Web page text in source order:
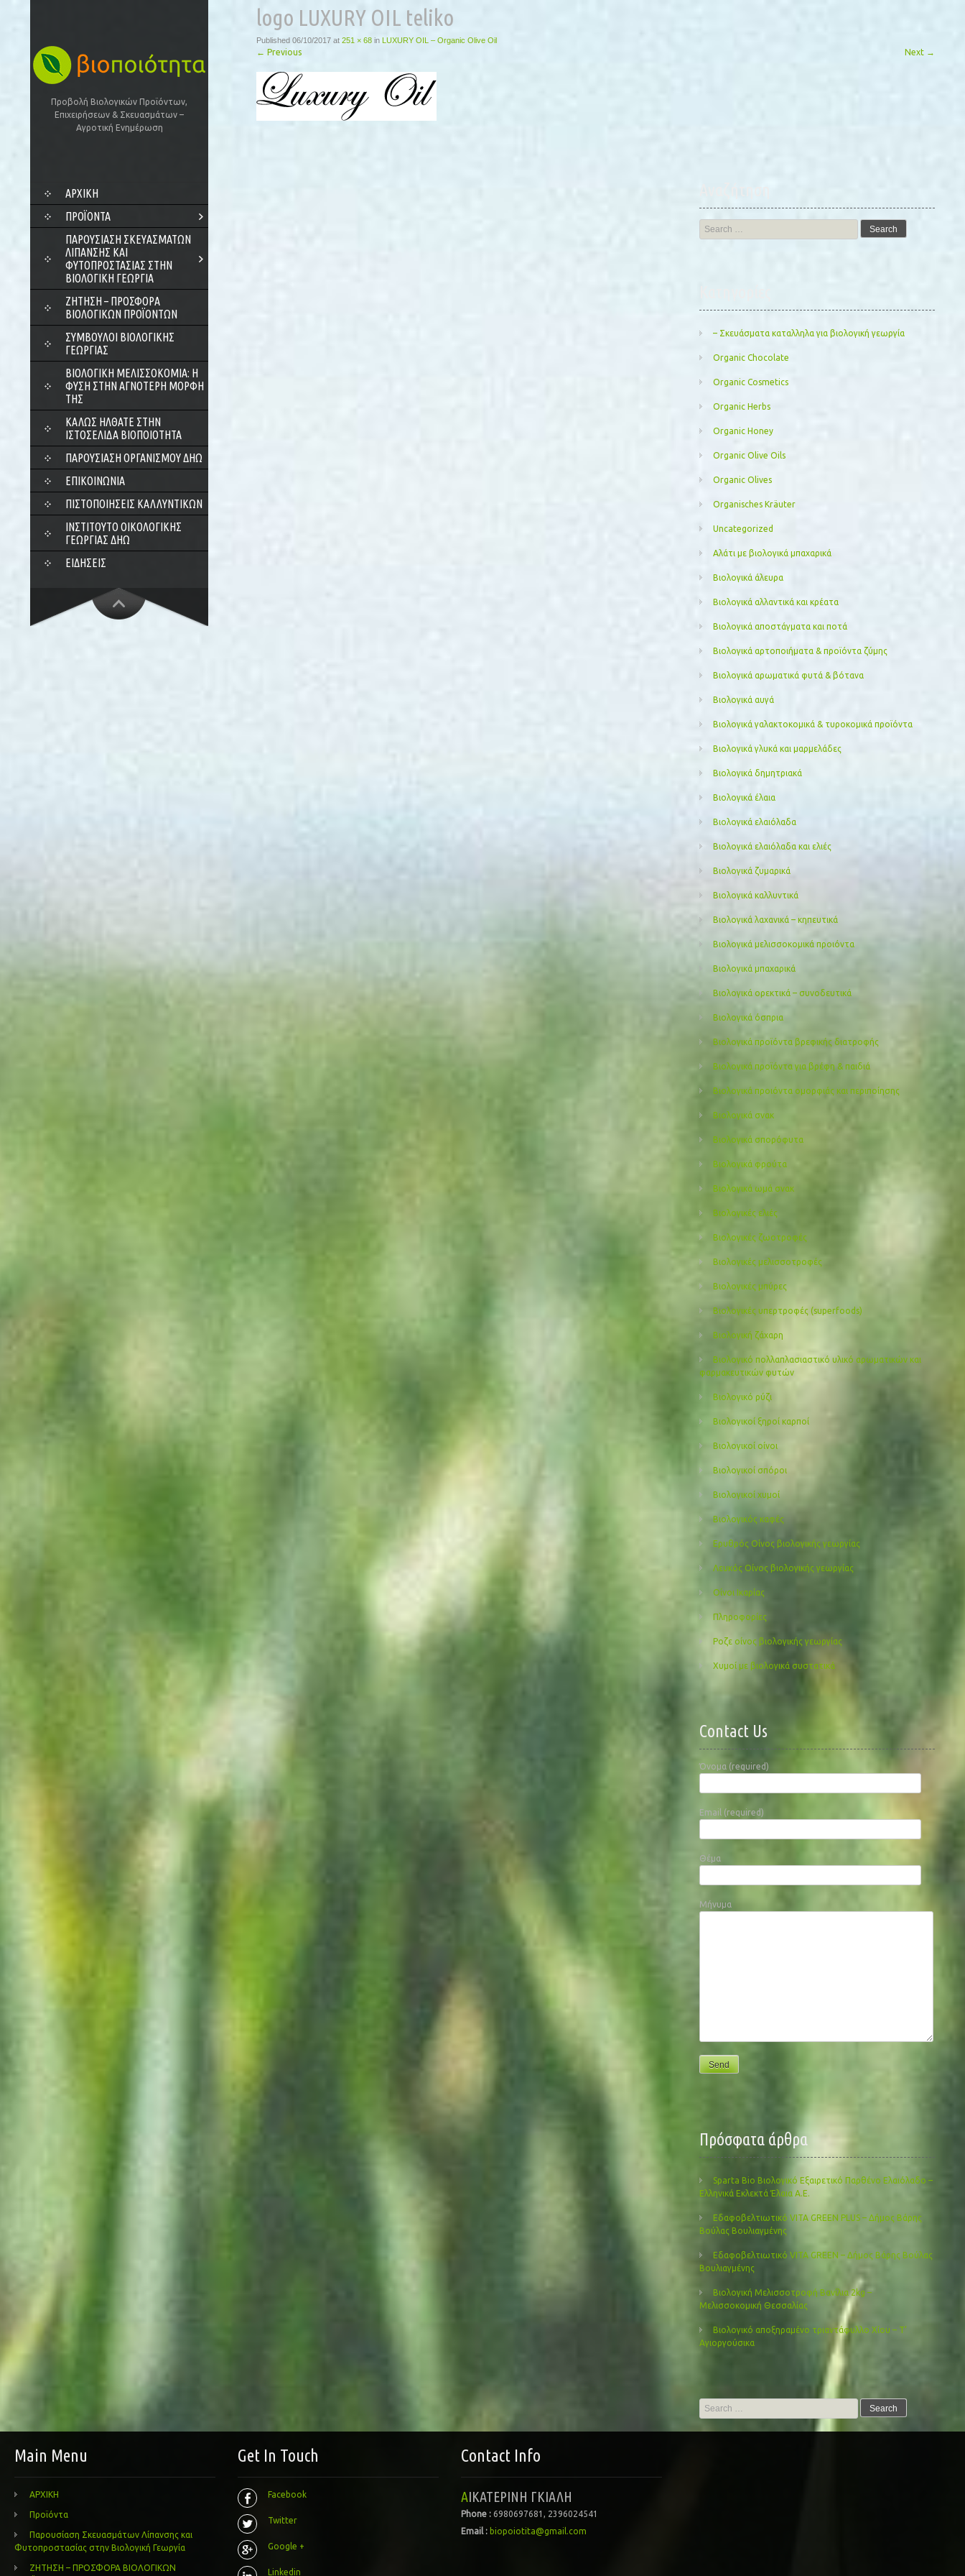
Προβολή Βιολογικών Προϊόντων,
Επιχειρήσεων & Σκευασμάτων –
Αγροτική Ενημέρωση
SKIP
CONTENT
ΑΡΧΙΚΗ
ΠΡΟΪΌΝΤΑ
ΠΑΡΟΥΣΊΑΣΗ ΣΚΕΥΑΣΜΆΤΩΝ
ΛΊΠΑΝΣΗΣ ΚΑΙ
ΦΥΤΟΠΡΟΣΤΑΣΊΑΣ ΣΤΗΝ
ΒΙΟΛΟΓΙΚΉ ΓΕΩΡΓΊΑ
ΖΗΤΗΣΗ – ΠΡΟΣΦΟΡΑ
ΒΙΟΛΟΓΙΚΩΝ ΠΡΟΪΟΝΤΩΝ
ΣΎΜΒΟΥΛΟΙ ΒΙΟΛΟΓΙΚΉΣ
ΓΕΩΡΓΊΑΣ
ΒΙΟΛΟΓΙΚΉ ΜΕΛΙΣΣΟΚΟΜΊΑ: Η
ΦΎΣΗ ΣΤΗΝ ΑΓΝΌΤΕΡΗ ΜΟΡΦΉ
ΤΗΣ
ΚΑΛΏΣ ΉΛΘΑΤΕ ΣΤΗΝ
ΙΣΤΟΣΕΛΊΔΑ ΒΙΟΠΟΙΌΤΗΤΑ
ΠΑΡΟΥΣΊΑΣΗ ΟΡΓΑΝΙΣΜΟΎ ΔΗΩ
ΕΠΙΚΟΙΝΩΝΊΑ
ΠΙΣΤΟΠΟΙΉΣΕΙΣ ΚΑΛΛΥΝΤΙΚΏΝ
ΙΝΣΤΙΤΟΎΤΟ ΟΙΚΟΛΟΓΙΚΉΣ
ΓΕΩΡΓΊΑΣ ΔΗΩ
ΕΙΔΉΣΕΙΣ
logo LUXURY OIL teliko
Published 06/10/2017 at 251 × 68 in LUXURY OIL – Organic Olive Oil
← Previous Next →
Search
for:
– Σκευάσματα καταλληλα για βιολογική γεωργία
Organic Chocolate
Organic Cosmetics
Organic Herbs
Organic Honey
Organic Olive Oils
Organic Olives
Organisches Kräuter
Uncategorized
Αλάτι με βιολογικά μπαχαρικά
Βιολογικά άλευρα
Βιολογικά αλλαντικά και κρέατα
Βιολογικά αποστάγματα και ποτά
Βιολογικά αρτοποιήματα & προϊόντα ζύμης
Βιολογικά αρωματικά φυτά & βότανα
Βιολογικά αυγά
Βιολογικά γαλακτοκομικά & τυροκομικά προϊόντα
Βιολογικά γλυκά και μαρμελάδες
Βιολογικά δημητριακά
Βιολογικά έλαια
Βιολογικά ελαιόλαδα
Βιολογικά ελαιόλαδα και ελιές
Βιολογικά ζυμαρικά
Βιολογικά καλλυντικά
Βιολογικά λαχανικά – κηπευτικά
Βιολογικά μελισσοκομικά προιόντα
Βιολογικά μπαχαρικά
Βιολογικά ορεκτικά – συνοδευτικά
Βιολογικά όσπρια
Βιολογικά προϊόντα βρεφικής διατροφής
Βιολογικά προϊόντα για βρέφη & παιδιά
Βιολογικά προιόντα ομορφιάς και περιποίησης
Βιολογικά σνακ
Βιολογικά σπορόφυτα
Βιολογικά φρούτα
Βιολογικά ωμά σνακ
Βιολογικές ελιές
Βιολογικές ζωοτροφές
Βιολογικές μελισσοτροφές
Βιολογικές μπύρες
Βιολογικές υπερτροφές (superfoods)
Βιολογική ζάχαρη
Βιολογικό πολλαπλασιαστικό υλικό αρωματικών και
φαρμακευτικών φυτών
Βιολογικό ρύζι
Βιολογικοί ξηροί καρποί
Βιολογικοί οίνοι
Βιολογικοί σπόροι
Βιολογικοί χυμοί
Βιολογικός καφές
Ερυθρός Οίνος βιολογικής γεωργίας
Λευκός Οίνος βιολογικής γεωργίας
Οίνοι Ικαρίας
Πληροφορίες
Ροζε οίνος βιολογικής γεωργίας
Χυμοί με βιολογικά συστατικά
Contact Us
Όνομα (required)
Email (required)
Θέμα
Μήνυμα
Πρόσφατα άρθρα
Sparta Bio Βιολογικό Εξαιρετικό Παρθένο Ελαιόλαδο –
Ελληνικά Εκλεκτά Έλαια Α.Ε.
Εδαφοβελτιωτικό VITA GREEN PLUS – Δήμος Βάρης
Βούλας Βουλιαγμένης
Εδαφοβελτιωτικό VITA GREEN – Δήμος Βάρης Βούλας
Βουλιαγμένης
Βιολογική Μελισσοτροφή Βανίλια 2kg –
Μελισσοκομική Θεσσαλίας
Βιολογικό αποξηραμένο τριαντάφυλλο Χίου – Τ’
Αγιοργούσικα
Search
for:
Main Menu
ΑΡΧΙΚΗ
Προϊόντα
Παρουσίαση Σκευασμάτων Λίπανσης και
Φυτοπροστασίας στην Βιολογική Γεωργία
ΖΗΤΗΣΗ – ΠΡΟΣΦΟΡΑ ΒΙΟΛΟΓΙΚΩΝ
Get In Touch
Facebook
Twitter
Google +
Linkedin
Contact Info
ΑΙΚΑΤΕΡΙΝΗ ΓΚΙΑΛΗ
Phone : 6980697681, 2396024541
Email : biopoiotita@gmail.com